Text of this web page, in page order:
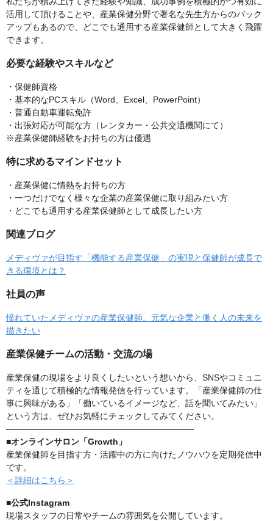
活用して頂けることや、産業保健分野で著名な先生方からのバック
アップもあるので、どこでも通用する産業保健師として大きく飛躍
できます。
必要な経験やスキルなど
・保健師資格
・基本的なPCスキル（Word、Excel、PowerPoint）
・普通自動車運転免許
・出張対応が可能な方（レンタカー・公共交通機関にて）
※産業保健師経験をお持ちの方は優遇
特に求めるマインドセット
・産業保健に情熱をお持ちの方
・一つだけでなく様々な企業の産業保健に取り組みたい方
・どこでも通用する産業保健師として成長したい方
関連ブログ
メディヴァが目指す「機能する産業保健」の実現と保健師が成長で
きる環境とは？
社員の声
憧れていたメディヴァの産業保健師。元気な企業と働く人の未来を
描きたい
産業保健チームの活動・交流の場
産業保健の現場をより良くしたいという想いから、SNSやコミュニ
ティを通じて積極的な情報発信を行っています。「産業保健師の仕
事に興味がある」「働いているイメージなど、話を聞いてみたい」
という方は、ぜひお気軽にチェックしてみてください。
――――――――――――――――――――――
■オンラインサロン「Growth」
産業保健師を目指す方・活躍中の方に向けたノウハウを定期発信中
です。
＜詳細はこちら＞
■公式Instagram
現場スタッフの日常やチームの雰囲気を公開しています。